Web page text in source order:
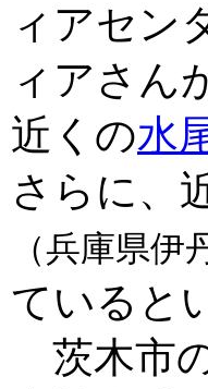
ィアセン
ィアさん
近くの水
さらに、
（兵庫県伊
ていると
茨木市